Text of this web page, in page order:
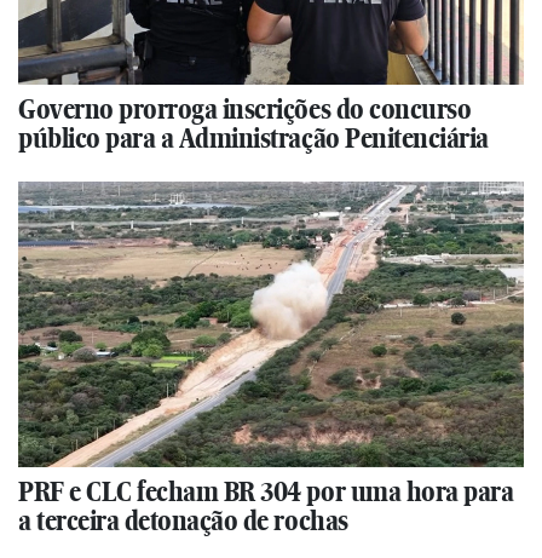
Governo prorroga inscrições do concurso
público para a Administração Penitenciária
PRF e CLC fecham BR 304 por uma hora para
a terceira detonação de rochas